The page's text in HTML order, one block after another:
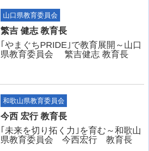
山口県教育委員会
繁吉 健志 教育長
｢やまぐちPRIDE｣で教育展開～山口
県教育委員会 繁吉健志 教育長
和歌山県教育委員会
今西 宏行 教育長
｢未来を切り拓く力｣を育む～和歌山
県教育委員会 今西宏行 教育長